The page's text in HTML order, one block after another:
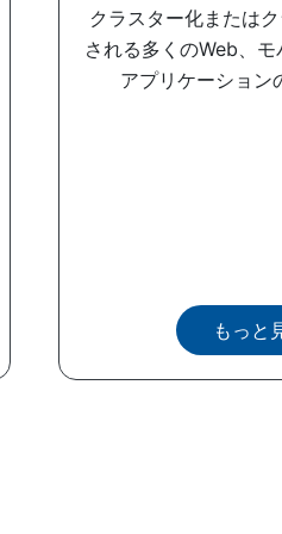
クラスター化または
される多くのWeb、
アプリケーション
もっと